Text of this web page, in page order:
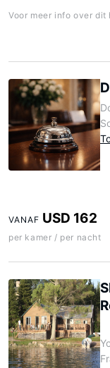
Voor meer info over dit
VANAF USD 162
per kamer / per nacht